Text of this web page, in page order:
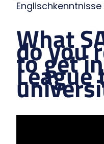
What
do you
to get
League